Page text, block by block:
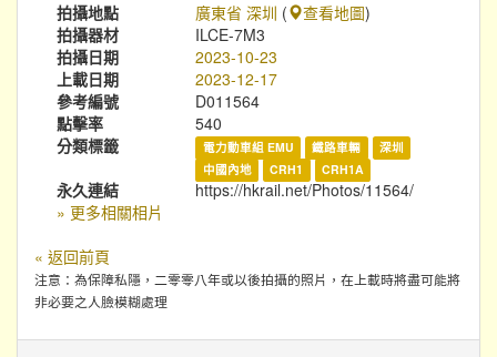
拍攝地點 廣東省 深圳 ( 查看地圖)
拍攝器材
ILCE-7M3
拍攝日期
2023-10-23
上載日期
2023-12-17
參考編號
D011564
點擊率
540
分類標籤
電力動車組 EMU 鐵路車輛
深圳
中國內地
CRH1 CRH1A
永久連結
https://hkrail.net/Photos/11564/
» 更多相關相片
« 返回前頁
注意：為保障私隱，二零零八年或以後拍攝的照片，在上載時將盡可能將
非必要之人臉模糊處理